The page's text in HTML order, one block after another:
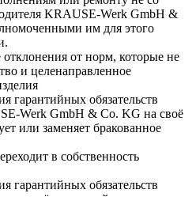
KRAUSE-Werk GmbH &
им для этого
от норм, которые не
и целенаправленное
гарантийных обязательств
Werk GmbH & Со. KG на своё
или заменяет бракованное
в собственность
гарантийных обязательств